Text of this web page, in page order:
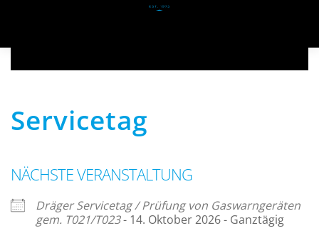
Servicetag
NÄCHSTE VERANSTALTUNG
Dräger Servicetag / Prüfung von Gaswarngeräten
gem. T021/T023- 14. Oktober 2026 - Ganztägig